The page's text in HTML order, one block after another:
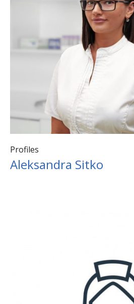
Profiles
Aleksandra Sitko